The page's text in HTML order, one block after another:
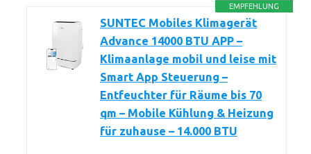
EMPFEHLUNG
SUNTEC Mobiles Klimagerät
Advance 14000 BTU APP –
Klimaanlage mobil und leise mit
Smart App Steuerung –
Entfeuchter für Räume bis 70
qm – Mobile Kühlung & Heizung
für zuhause – 14.000 BTU